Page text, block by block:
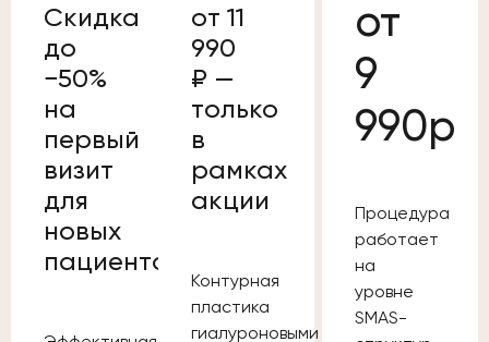
Скидка
до
−50%
на
первый
визит
для
новых
пациентов
от 11
990
₽ —
только
в
рамках
акции
Контурная
пластика
гиалуроновыми
от
9
990р
Процедура
работает
на
уровне
SMAS-